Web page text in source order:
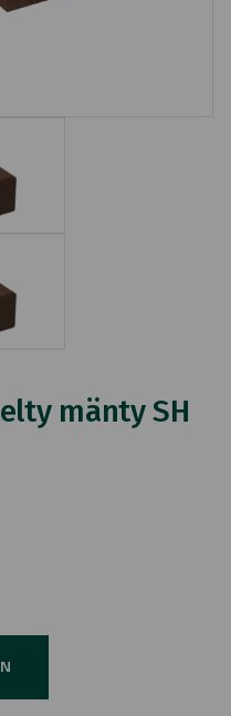
mänty SH